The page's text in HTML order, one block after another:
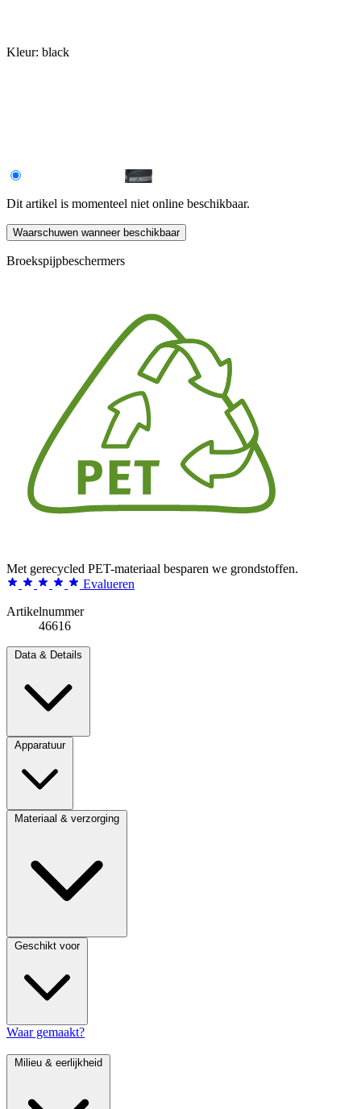
Kleur: black
Dit artikel is momenteel niet online beschikbaar.
Waarschuwen wanneer beschikbaar
Broekspijpbeschermers
Met gerecycled PET-materiaal besparen we grondstoffen.
Evalueren
Artikelnummer
46616
Data & Details
Apparatuur
Materiaal & verzorging
Geschikt voor
Waar gemaakt?
Milieu & eerlijkheid